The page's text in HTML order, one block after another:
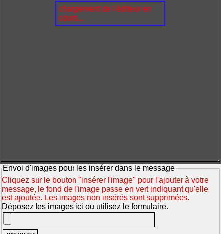
chargement de l'éditeur en
cours...
Envoi d'images pour les insérer dans le message
Cliquez sur le bouton "insérer l'image" pour l'ajouter à votre
message, le fond de l'image passe en vert indiquant qu'elle
est ajoutée. Les images non insérés sont supprimées.
Déposez les images ici ou utilisez le formulaire.